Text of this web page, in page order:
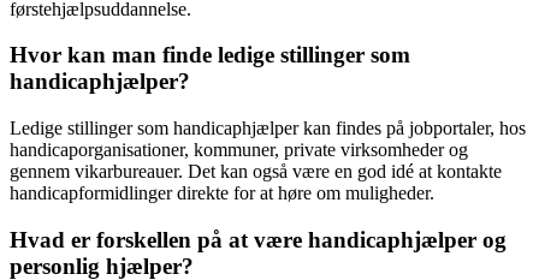
førstehjælpsuddannelse.
Hvor kan man finde ledige stillinger som
handicaphjælper?
Ledige stillinger som handicaphjælper kan findes på jobportaler, hos
handicaporganisationer, kommuner, private virksomheder og
gennem vikarbureauer. Det kan også være en god idé at kontakte
handicapformidlinger direkte for at høre om muligheder.
Hvad er forskellen på at være handicaphjælper og
personlig hjælper?